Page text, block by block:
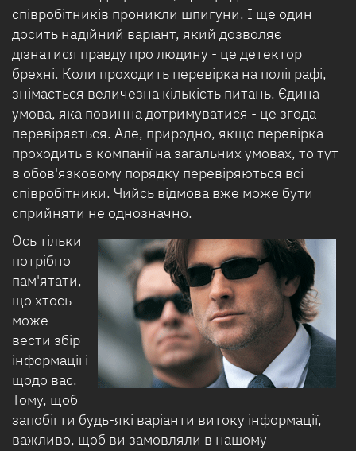
співробітників проникли шпигуни. І ще один
досить надійний варіант, який дозволяє
дізнатися правду про людину - це детектор
брехні. Коли проходить перевірка на поліграфі,
знімається величезна кількість питань. Єдина
умова, яка повинна дотримуватися - це згода
перевіряється. Але, природно, якщо перевірка
проходить в компанії на загальних умовах, то тут
в обов'язковому порядку перевіряються всі
співробітники. Чийсь відмова вже може бути
сприйняти не однозначно.
Ось тільки
потрібно
пам'ятати,
що хтось
може
вести збір
інформації і
щодо вас.
Тому, щоб
запобігти будь-які варіанти витоку інформації,
важливо, щоб ви замовляли в нашому